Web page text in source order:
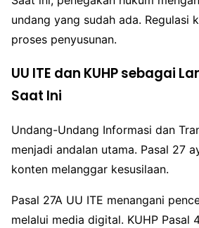
undang yang sudah ada. Regulasi
proses penyusunan.
UU ITE dan KUHP sebagai
Saat Ini
Undang-Undang Informasi dan
menjadi andalan utama. Pasal 27
konten melanggar kesusilaan.
Pasal 27A UU ITE menangani
melalui media digital. KUHP Pasal